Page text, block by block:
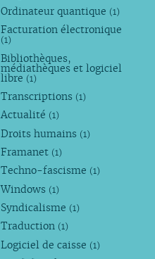
Ordinateur quantique (1)
Facturation électronique
(1)
Bibliothèques,
médiathèques et logiciel
libre (1)
Transcriptions (1)
Actualité (1)
Droits humains (1)
Framanet (1)
Techno-fascisme (1)
Windows (1)
Syndicalisme (1)
Traduction (1)
Logiciel de caisse (1)